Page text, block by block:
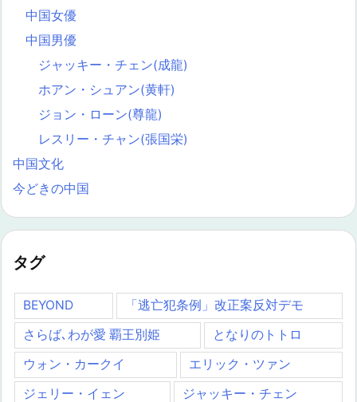
中国女優
中国男優
ジャッキー・チェン(成龍)
ホアン・シュアン(黄軒)
ジョン・ローン(尊龍)
レスリー・チャン(張国栄)
中国文化
今どきの中国
タグ
BEYOND
「逃亡犯条例」改正案反対デモ
さらば､わが愛 覇王別姫
となりのトトロ
ウォン・カークイ
エリック・ツァン
ジェリー・イェン
ジャッキー・チェン